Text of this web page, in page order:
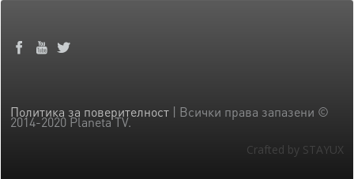
Политика за поверителност | Всички права запазени ©
2014-2020 Planeta TV.
Crafted by STAYUX